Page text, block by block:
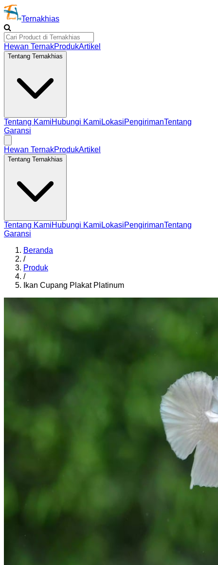
Ternakhias
Hewan TernakProdukArtikel
Tentang Ternakhias
Tentang KamiHubungi Kami LokasiPengirimanTentang
Garansi
Hewan TernakProdukArtikel
Tentang Ternakhias
Tentang KamiHubungi Kami LokasiPengirimanTentang
Garansi
Beranda
/
Produk
/
Ikan Cupang Plakat Platinum